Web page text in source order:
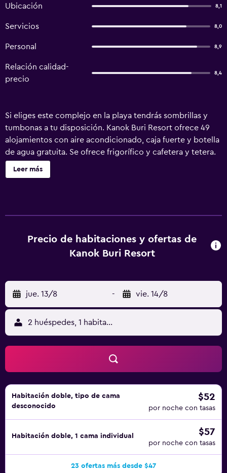
Ubicación 8,1
Servicios 8,0
Personal 8,9
Relación calidad-
precio
8,4
Si eliges este complejo en la playa tendrás sombrillas y
tumbonas a tu disposición. Kanok Buri Resort ofrece 49
alojamientos con aire acondicionado, caja fuerte y botella
de agua gratuita. Se ofrece frigorífico y cafetera y tetera.
Los baños están equipados con artículos de higiene
personal gratuitos y secador de pelo. Los huéspedes
pueden practicar las actividades de ocio y esparcimiento
que se indican más abajo en las instalaciones o cerca del
Leer más
Precio de habitaciones y ofertas de
Kanok Buri Resort
jue. 13/8 - vie. 14/8
2 huéspedes, 1 habitación
Habitación doble, tipo de cama
desconocido
$52
por noche con tasas
Habitación doble, 1 cama individual $57
por noche con tasas
23 ofertas más desde $47